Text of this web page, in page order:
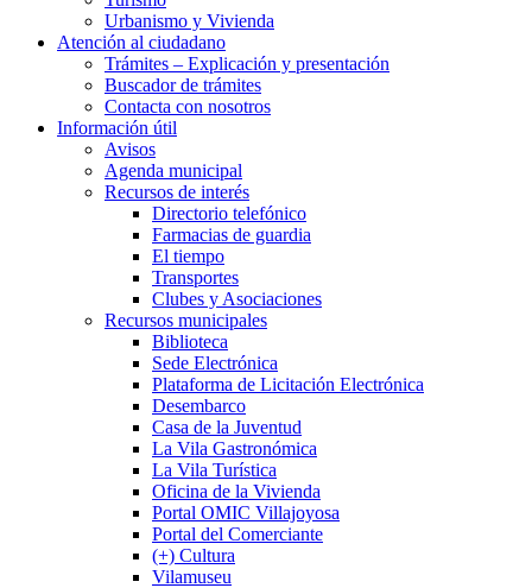
Urbanismo y Vivienda
Atención al ciudadano
Trámites – Explicación y presentación
Buscador de trámites
Contacta con nosotros
Información útil
Avisos
Agenda municipal
Recursos de interés
Directorio telefónico
Farmacias de guardia
El tiempo
Transportes
Clubes y Asociaciones
Recursos municipales
Biblioteca
Sede Electrónica
Plataforma de Licitación Electrónica
Desembarco
Casa de la Juventud
La Vila Gastronómica
La Vila Turística
Oficina de la Vivienda
Portal OMIC Villajoyosa
Portal del Comerciante
(+) Cultura
Vilamuseu